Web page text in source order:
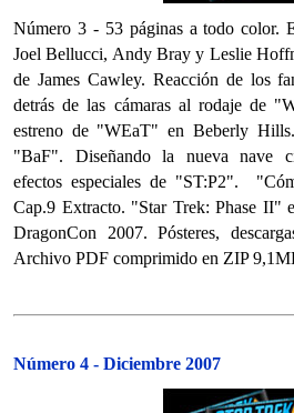
Número 3 - 53 páginas a todo color.
Joel Bellucci, Andy Bray y Leslie
de James Cawley. Reacción de los
detrás de las cámaras al rodaje de
estreno de "WEaT" en Beberly
"BaF". Diseñando la nueva nave
efectos especiales de "ST:P2".
Cap.9 Extracto. "Star Trek: Phase II"
DragonCon 2007. Pósteres,
Archivo PDF comprimido en ZIP
Número 4 - Diciembre 2007